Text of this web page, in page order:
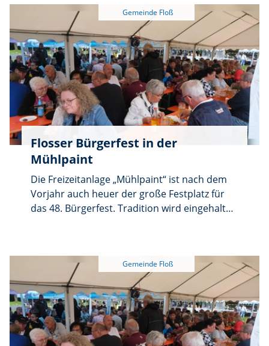
die Teilnehmer die beeindruckende Aussicht.
Gemeinde Floß
Flosser Bürgerfest in der
Mühlpaint
Die Freizeitanlage „Mühlpaint“ ist nach dem
Vorjahr auch heuer der große Festplatz für
das 48. Bürgerfest. Tradition wird eingehalten
Gemeinde Floß